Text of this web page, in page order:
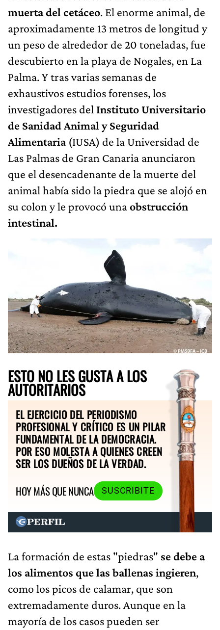
muerta del cetáceo. El enorme animal, de
aproximadamente 13 metros de longitud y
un peso de alrededor de 20 toneladas, fue
descubierto en la playa de Nogales, en La
Palma. Y tras varias semanas de
exhaustivos estudios forenses, los
investigadores del Instituto Universitario
de Sanidad Animal y Seguridad
Alimentaria(IUSA) de la Universidad de
Las Palmas de Gran Canaria anunciaron
que el desencadenante de la muerte del
animal había sido la piedra que se alojó en
su colon y le provocó unaobstrucción
intestinal.
ESTO NO LES GUSTA A LOS
AUTORITARIOS
EL EJERCICIO DEL PERIODISMO
PROFESIONAL Y CRÍTICO ES UN PILAR
FUNDAMENTAL DE LA DEMOCRACIA.
POR ESO MOLESTA A QUIENES CREEN
SER LOS DUEÑOS DE LA VERDAD.
HOY MÁS QUE NUNCA
SUSCRIBITE
La formación de estas "piedras" se debe a
los alimentos que las ballenas ingieren,
como los picos de calamar, que son
extremadamente duros. Aunque en la
mayoría de los casos pueden ser